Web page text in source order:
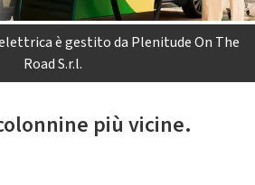
è gestito da Plenitude On The
Road S.r.l.
più vicine.